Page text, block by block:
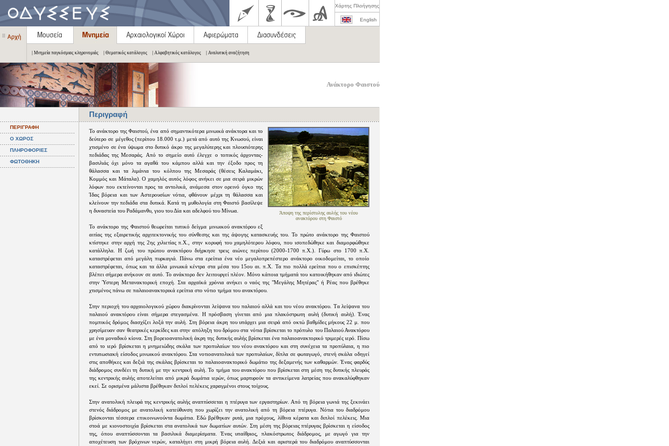
Χάρτης Πλοήγησης
English
| Μνημεία παγκόσμιας κληρονομιάς | Θεματικός κατάλογος | Αλφαβητικός κατάλογος | Αναλυτική αναζήτηση
Ανάκτορο Φαιστού
Περιγραφή
ΠΕΡΙΓΡΑΦΗ
Ο ΧΩΡΟΣ
ΠΛΗΡΟΦΟΡΙΕΣ
ΦΩΤΟΘΗΚΗ
Άποψη της περίστυλης αυλής του νέου
ανακτόρου στη Φαιστό
Το ανάκτορο της Φαιστού, ένα από σημαντικότερα μινωικά ανάκτορα και το
δεύτερο σε μέγεθος (περίπου 18.000 τ.μ.) μετά από αυτό της Κνωσού, είναι
χτισμένο σε ένα ύψωμα στο δυτικό άκρο της μεγαλύτερης και πλουσιότερης
πεδιάδας της Μεσαράς. Από το σημείο αυτό έλεγχε ο τοπικός άρχοντας-
βασιλιάς όχι μόνο τα αγαθά του κάμπου αλλά και την έξοδο προς τη
θάλασσα και τα λιμάνια του κόλπου της Μεσαράς (θέσεις Καλαμάκι,
Κομμός και Μάταλα). Ο χαμηλός αυτός λόφος ανήκει σε μια σειρά μικρών
λόφων που εκτείνονται προς τα αντολικά, ανάμεσα στον ορεινό όγκο της
Ίδας βόρεια και των Αστερουσίων νότια, φθάνουν μέχρι τη θάλασσα και
κλείνουν την πεδιάδα στα δυτικά. Κατά τη μυθολογία στη Φαιστό βασίλεψε
η δυναστεία του Ραδάμανθυ, γιου του Δία και αδελφού του Μίνωα.
Το ανάκτορο της Φαιστού θεωρείται τυπικό δείγμα μινωικού ανακτόρου εξ
αιτίας της εξαιρετικής αρχιτεκτονικής του σύνθεσης και της άψογης κατασκευής του. Το πρώτο ανάκτορο της Φαιστού
κτίστηκε στην αρχή της 2ης χιλιετίας π.X., στην κορυφή του χαμηλότερου λόφου, που ισοπεδώθηκε και διαμορφώθηκε
κατάλληλα. H ζωή του πρώτου ανακτόρου διήρκησε τρεις αιώνες περίπου (2000-1700 π.X.). Γύρω στο 1700 π.X.
καταστρέφεται από μεγάλη πυρκαγιά. Πάνω στα ερείπια ένα νέο μεγαλοπρεπέστερο ανάκτορο οικοδομείται, το οποίο
καταστρέφεται, όπως και τα άλλα μινωικά κέντρα στα μέσα του 15ου αι. π.X. Τα πιο πολλά ερείπια που ο επισκέπτης
βλέπει σήμερα ανήκουν σε αυτό. Το ανάκτορο δεν λειτουργεί πλέον. Μόνο κάποια τμήματά του κατοικήθηκαν από ιδιώτες
στην Ύστερη Μετανακτορική εποχή. Στα αρχαϊκά χρόνια ανήκει ο ναός της "Mεγάλης Mητέρας" ή Pέας που βρέθηκε
χτισμένος πάνω σε παλαιοανακτορικά ερείπια στο νότιο τμήμα του ανακτόρου.
Στην περιοχή του αρχαιολογικού χώρου διακρίνονται λείψανα του παλαιού αλλά και του νέου ανακτόρου. Tα λείψανα του
παλαιού ανακτόρου είναι σήμερα στεγασμένα. Η πρόσβαση γίνεται από μια πλακόστρωτη αυλή (δυτική αυλή). Ένας
πομπικός δρόμος διασχίζει λοξά την αυλή. Στη βόρεια άκρη του υπάρχει μια σειρά από οκτώ βαθμίδες μήκους 22 μ. που
χρησίμευαν σαν θεατρικές κερκίδες και στην απόληξη του δρόμου στα νότια βρίσκεται το πρόπυλο του Παλαιού Ανακτόρου
με ένα μοναδικό κίονα. Στη βορειοανατολική άκρη της δυτικής αυλής βρίσκεται ένα παλαιοανακτορικό τριμερές ιερό. Πίσω
από το ιερό βρίσκεται η μνημειώδης σκάλα των προπυλαίων του νέου ανακτόρου και στη συνέχεια τα προπύλαια, η πιο
εντυπωσιακή είσοδος μινωικού ανακτόρου. Στα νοτιοανατολικά των προπυλαίων, δίπλα σε φωταγωγό, στενή σκάλα οδηγεί
στις αποθήκες και δεξιά της σκάλας βρίσκεται το παλαιοανακτορικό δωμάτιο της δεξαμενής των καθαρμών. Ένας φαρδύς
διάδρομος συνδέει τη δυτική με την κεντρική αυλή. Το τμήμα του ανακτόρου που βρίσκεται στη μέση της δυτικής πλευράς
της κεντρικής αυλής αποτελείται από μικρά δωμάτια ιερών, όπως μαρτυρούν τα αντικείμενα λατρείας που ανακαλύφθηκαν
εκεί. Σε ορισμένα μάλιστα βρέθηκαν διπλοί πελέκεις χαραγμένοι στους τοίχους.
Στην ανατολική πλευρά της κεντρικής αυλής αναπτύσσεται η πτέρυγα των εργαστηρίων. Από τη βόρεια γωνιά της ξεκινάει
στενός διάδρομος με ανατολική κατεύθυνση που χωρίζει την ανατολική από τη βόρεια πτέρυγα. Νότια του διαδρόμου
βρίσκονται τέσσερα επικοινωνούντα δωμάτια. Εδώ βρέθηκαν ρυτά, μια πρόχους, λίθινα κέρατα και διπλοί πελέκεις. Μια
στοά με κιονοστοιχία βρίσκεται στα ανατολικά των δωματίων αυτών. Στη μέση της βόρειας πτέρυγας βρίσκεται η είσοδος
της, όπου αναπτύσσονται τα βασιλικά διαμερίσματα. Ένας υπαίθριος, πλακόστρωτος διάδρομος, με αγωγό για την
αποχέτευση των βρόχινων νερών, καταλήγει στη μικρή βόρεια αυλή. Δεξιά και αριστερά του διαδρόμου αναπτύσσονται